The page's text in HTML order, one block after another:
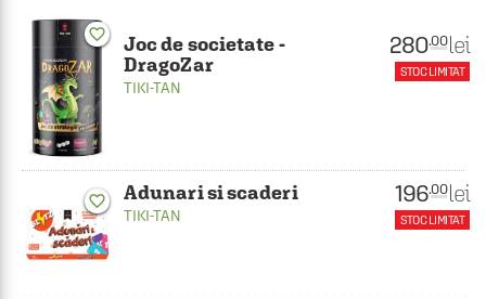
favorite_border
Joc de societate -
DragoZar
TIKI-TAN
280.00 lei
STOC LIMITAT
favorite_border Adunari si scaderi
TIKI-TAN
196.00 lei
STOC LIMITAT